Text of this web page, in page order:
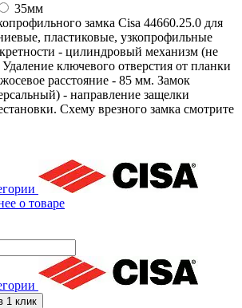
35мм
замка Cisa 44660.25.0 для
пластиковые, узкопрофильные
- цилиндровый механизм (не
ключевого отверстия от планки
расстояние - 85 мм. Замок
- направление защелки
Схему врезного замка смотрите
о товаре
1 клик